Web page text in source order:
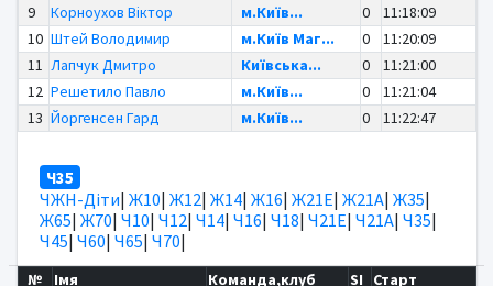
9
Корноухов Віктор м.Київ... 0
11:18:09
10 Штей Володимир м.Київ Маг... 0
11:20:09
11 Лапчук Дмитро Київська... 0
11:21:00
12 Решетило Павло м.Київ... 0
11:21:04
13 Йоргенсен Гард м.Київ... 0 11:22:47
Ч35
ЧЖН-Діти| Ж10| Ж12| Ж14| Ж16| Ж21Е| Ж21А| Ж35|
Ж65| Ж70| Ч10| Ч12| Ч14| Ч16| Ч18| Ч21Е| Ч21А| Ч35|
Ч45| Ч60| Ч65| Ч70|
№ Імя Команда,клуб SI
Старт